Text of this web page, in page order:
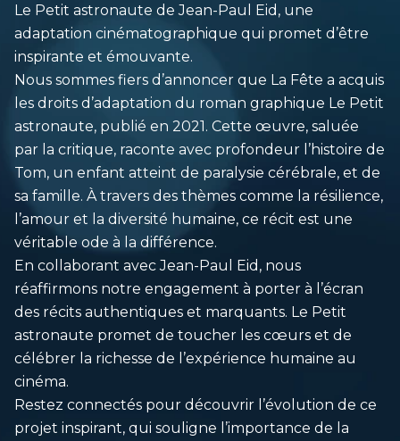
Le Petit astronaute de Jean-Paul Eid, une
adaptation cinématographique qui promet d’être
inspirante et émouvante.
Nous sommes fiers d’annoncer que La Fête a acquis
les droits d’adaptation du roman graphique Le Petit
astronaute, publié en 2021. Cette œuvre, saluée
par la critique, raconte avec profondeur l’histoire de
Tom, un enfant atteint de paralysie cérébrale, et de
sa famille. À travers des thèmes comme la résilience,
l’amour et la diversité humaine, ce récit est une
véritable ode à la différence.
En collaborant avec Jean-Paul Eid, nous
réaffirmons notre engagement à porter à l’écran
des récits authentiques et marquants. Le Petit
astronaute promet de toucher les cœurs et de
célébrer la richesse de l’expérience humaine au
cinéma.
Restez connectés pour découvrir l’évolution de ce
projet inspirant, qui souligne l’importance de la